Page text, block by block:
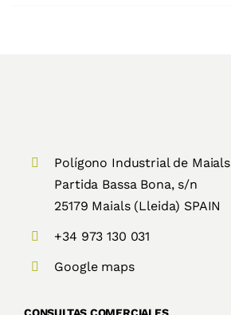
Polígono Industrial de Maials
Partida Bassa Bona, s/n
25179 Maials (Lleida) SPAIN
+34 973 130 031
Google maps